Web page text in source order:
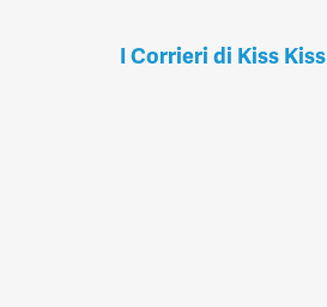
I Corrieri di Kiss Kiss